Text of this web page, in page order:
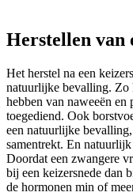
Herstellen van
Het herstel na een
natuurlijke bevalling. Zo
hebben van naweeën
toegediend. Ook
een natuurlijke
samentrekt. En
Doordat een zwangere
bij een keizersnede dan
de hormonen min of